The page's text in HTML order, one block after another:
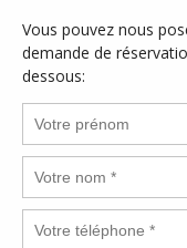
Vous pouvez nous
demande de
dessous: